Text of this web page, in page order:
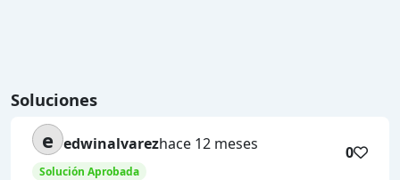
Soluciones
e edwinalvarezhace 12 meses
Solución Aprobada
0